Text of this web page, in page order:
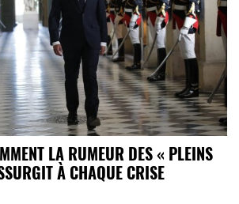
LA RUMEUR DES « PLEINS
À CHAQUE CRISE